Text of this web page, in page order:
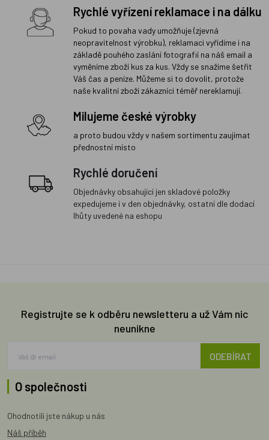
Rychlé vyřízení reklamace i na dálku
Pokud to povaha vady umožňuje (zjevná
neopravitelnost výrobku), reklamaci vyřídíme i na
základě pouhého zaslání fotografií na náš email a
vyměníme zboží kus za kus. Vždy se snažíme šetřit
Váš čas a peníze. Můžeme si to dovolit, protože
naše kvalitní zboží zákazníci téměř nereklamují.
Milujeme české výrobky
a proto budou vždy v našem sortimentu zaujímat
přednostní místo
Rychlé doručení
Objednávky obsahující jen skladové položky
expedujeme i v den objednávky, ostatní dle dodací
lhůty uvedené na eshopu
Registrujte se k odběru newsletteru a už Vám nic
neunikne
ODEBÍRAT
O společnosti
Ohodnotili jste nákup u nás
Náš příběh